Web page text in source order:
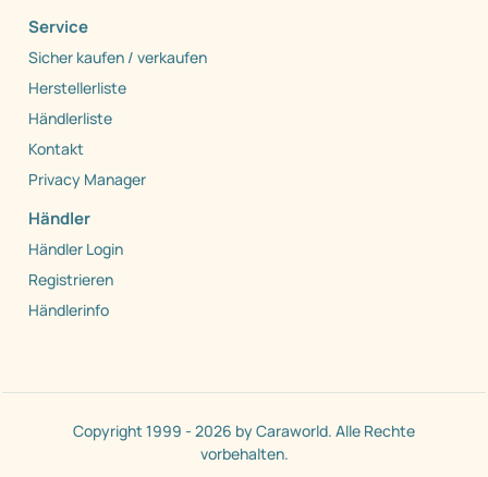
Service
Sicher kaufen / verkaufen
Herstellerliste
Händlerliste
Kontakt
Privacy Manager
Händler
Händler Login
Registrieren
Händlerinfo
Copyright 1999 - 2026 by Caraworld. Alle Rechte
vorbehalten.